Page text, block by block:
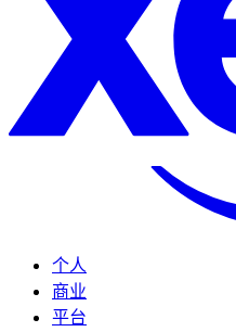
个人
商业
平台